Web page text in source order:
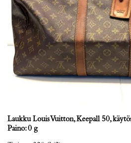
Laukku Louis Vuitton, Keepall 50,
Paino: 0 g